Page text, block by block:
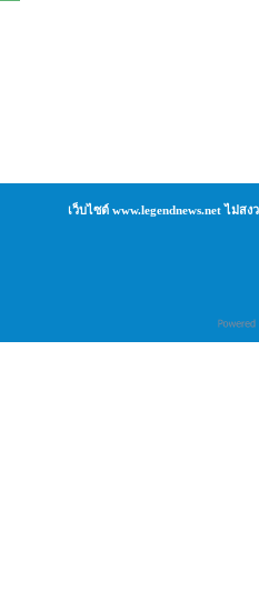
เว็บไซต์ www.legendnews.net ไม่